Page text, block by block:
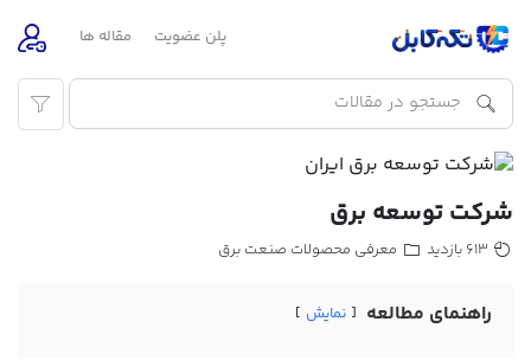
پلن عضویت مقاله ها
شرکت توسعه برق
معرفی محصولات صنعت برق
راهنمای مطالعه نمایش